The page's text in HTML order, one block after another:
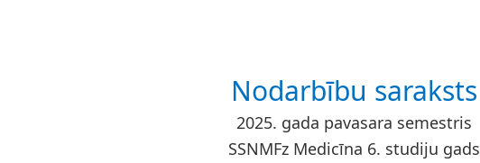
Nodarbību saraksts
2025. gada pavasara semestris
SSNMFz Medicīna 6. studiju gads